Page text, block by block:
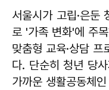
서울시가 고립·은둔
로 '가족 변화'에 주
맞춤형 교육·상담
다. 단순히 청년 당
가까운 생활공동체